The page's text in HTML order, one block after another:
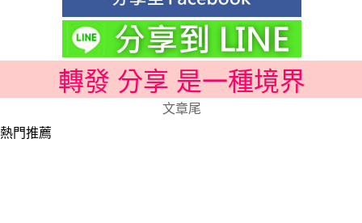
轉發 分享 是一種境界
文章尾
熱門推薦